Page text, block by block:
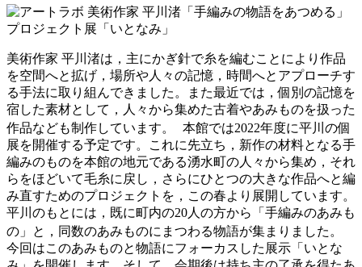
美術作家 平川渚は，主にかぎ針で糸を編むことにより作品
を空間へと拡げ，場所や人々の記憶，時間へとアプローチす
る手法に取り組んできました。また最近では，個別の記憶を
宿した素材として，人々から集めた古着やあみものを扱った
作品なども制作しています。 本館では2022年度に平川の個
展を開催する予定です。これに先立ち，新作の材料となる手
編みのものを本館の地元である湧水町の人々から集め，それ
らをほどいて毛糸に戻し，さらにひとつの大きな作品へと編
み直すためのプロジェクトを，この春より展開しています。
平川のもとには，既に町内の20人の方から「手編みのあみも
の」と，同数のあみものにまつわる物語が集まりました。
今回はこのあみものと物語にフォーカスした展示「いとな